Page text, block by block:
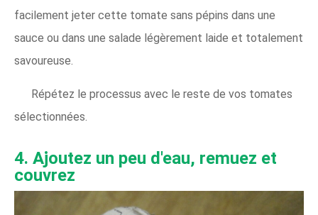
facilement jeter cette tomate sans pépins dans une
sauce ou dans une salade légèrement laide et totalement
savoureuse.
Répétez le processus avec le reste de vos tomates
sélectionnées.
4. Ajoutez un peu d'eau, remuez et
couvrez